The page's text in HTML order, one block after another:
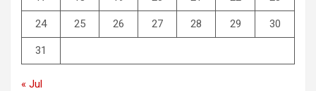
24 25 26 27 28 29 30
31
« Jul